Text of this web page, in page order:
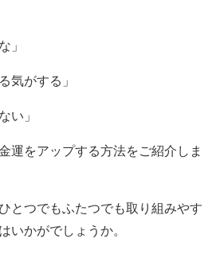
」
気がする」
い」
運をアップする方法をご紹介しま
とつでもふたつでも取り組みやす
いかがでしょうか。